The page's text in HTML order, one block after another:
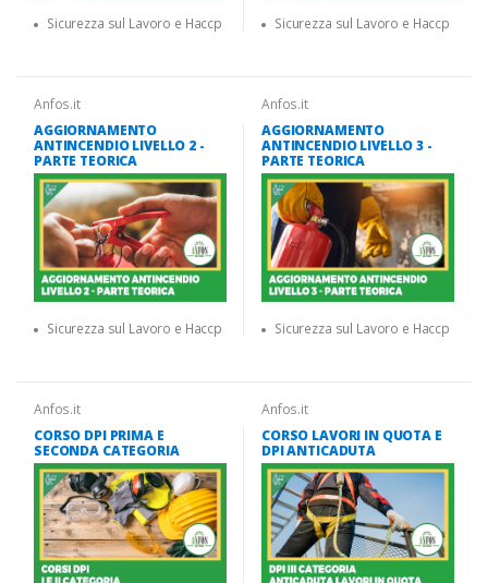
Sicurezza sul Lavoro e Haccp Sicurezza sul Lavoro e Haccp
Anfos.it
AGGIORNAMENTO
ANTINCENDIO LIVELLO 2 -
PARTE TEORICA
Sicurezza sul Lavoro e Haccp
Anfos.it
AGGIORNAMENTO
ANTINCENDIO LIVELLO 3 -
PARTE TEORICA
Sicurezza sul Lavoro e Haccp
Anfos.it
CORSO DPI PRIMA E
SECONDA CATEGORIA
Anfos.it
CORSO LAVORI IN QUOTA E
DPI ANTICADUTA